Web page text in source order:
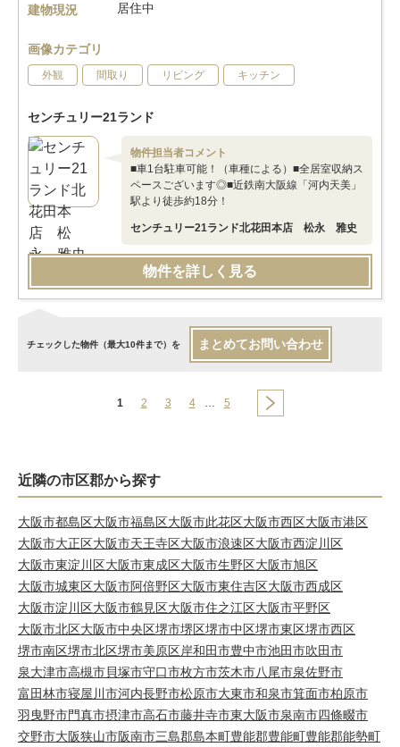
建物現況
居住中
画像カテゴリ
外観 間取り リビング キッチン
センチュリー21ランド
物件担当者コメント
■車1台駐車可能！（車種による）■全居室収納ス
ペースございます◎■近鉄南大阪線「河内天美」
駅より徒歩約18分！
センチュリー21ランド北花田本店 松永 雅史
物件を詳しく見る
チェックした物件（最大10件まで）を まとめてお問い合わせ
1 2 3 4 … 5
近隣の市区郡から探す
大阪市都島区大阪市福島区大阪市此花区大阪市西区大阪市港区
大阪市大正区大阪市天王寺区大阪市浪速区大阪市西淀川区
大阪市東淀川区大阪市東成区大阪市生野区大阪市旭区
大阪市城東区大阪市阿倍野区大阪市東住吉区大阪市西成区
大阪市淀川区大阪市鶴見区大阪市住之江区大阪市平野区
大阪市北区大阪市中央区堺市堺区堺市中区堺市東区堺市西区
堺市南区堺市北区堺市美原区岸和田市豊中市池田市吹田市
泉大津市高槻市貝塚市守口市枚方市茨木市八尾市泉佐野市
富田林市寝屋川市河内長野市松原市大東市和泉市箕面市柏原市
羽曳野市門真市摂津市高石市藤井寺市東大阪市泉南市四條畷市
交野市大阪狭山市阪南市三島郡島本町豊能郡豊能町豊能郡能勢町